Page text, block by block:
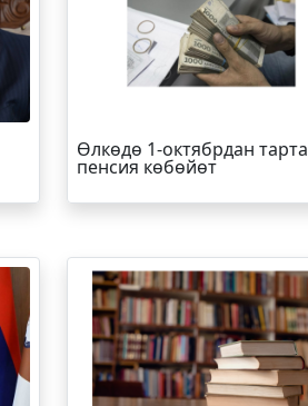
Өлкөдө 1-октябрдан тарта
пенсия көбөйөт